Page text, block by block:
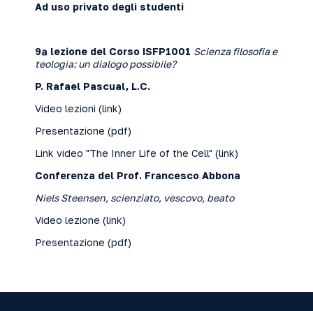
Ad uso privato degli studenti
9ª lezione del Corso ISFP1001 Scienza filosofia e
teologia: un dialogo possibile?
P. Rafael Pascual, L.C.
Video lezioni (link)
Presentazione (pdf)
Link video "The Inner Life of the Cell" (link)
Conferenza del Prof. Francesco Abbona
Niels Steensen, scienziato, vescovo, beato
Video lezione (link)
Presentazione (pdf)